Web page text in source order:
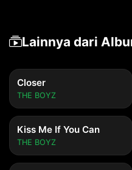
Lainnya dari
Closer
THE BOYZ
Kiss Me If You Can
THE BOYZ